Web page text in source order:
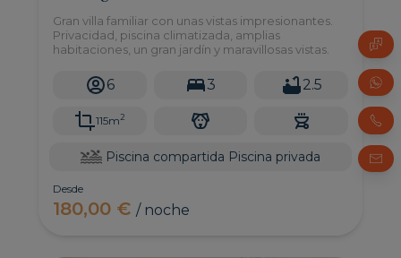
Gran villa familiar con unas vistas impresionantes.
Privacidad, piscina climatizada, amplias
habitaciones, un gran jardín y maravillosas vistas.
6 3 2.5
115m2
Piscina compartida Piscina privada
Desde
180,00 €/ noche